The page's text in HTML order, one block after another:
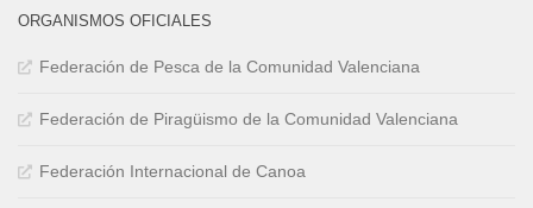
ORGANISMOS OFICIALES
Federación de Pesca de la Comunidad Valenciana
Federación de Piragüismo de la Comunidad Valenciana
Federación Internacional de Canoa